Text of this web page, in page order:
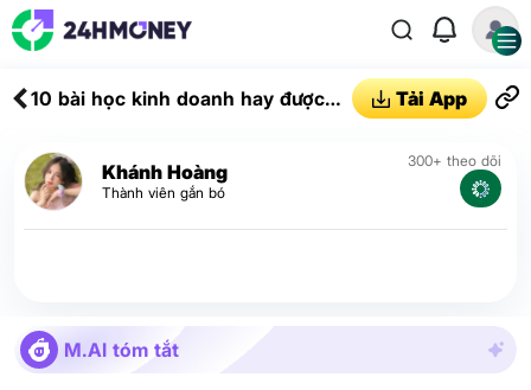
10 bài học kinh doanh hay được
Tải App
Khánh Hoàng
Thành viên gắn bó
300+ theo dõi
M.AI tóm tắt